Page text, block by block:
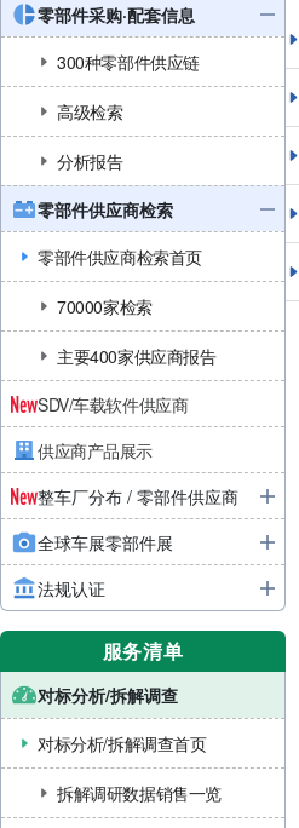
零部件采购·配套信息
300种零部件供应链
高级检索
分析报告
零部件供应商检索
零部件供应商检索首页
70000家检索
主要400家供应商报告
SDV/车载软件供应商
供应商产品展示
整车厂分布 / 零部件供应商
全球车展零部件展
法规认证
服务清单
对标分析/拆解调查
对标分析/拆解调查首页
拆解调研数据销售一览